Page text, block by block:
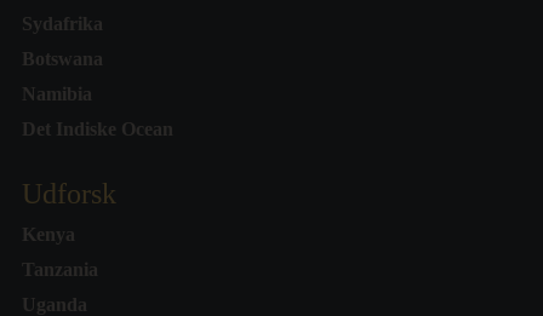
Sydafrika
Botswana
Namibia
Det Indiske Ocean
Udforsk
Kenya
Tanzania
Uganda